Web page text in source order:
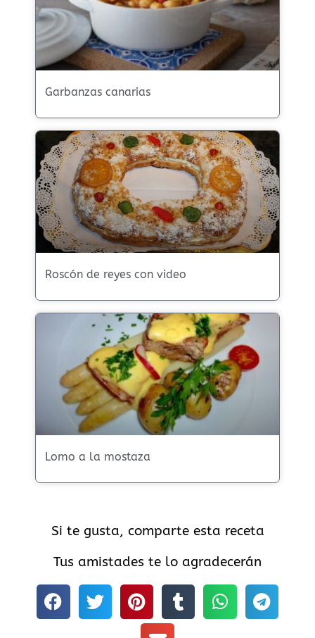
Garbanzas canarias
Roscón de reyes con video
Lomo a la mostaza
Si te gusta, comparte esta receta
Tus amistades te lo agradecerán